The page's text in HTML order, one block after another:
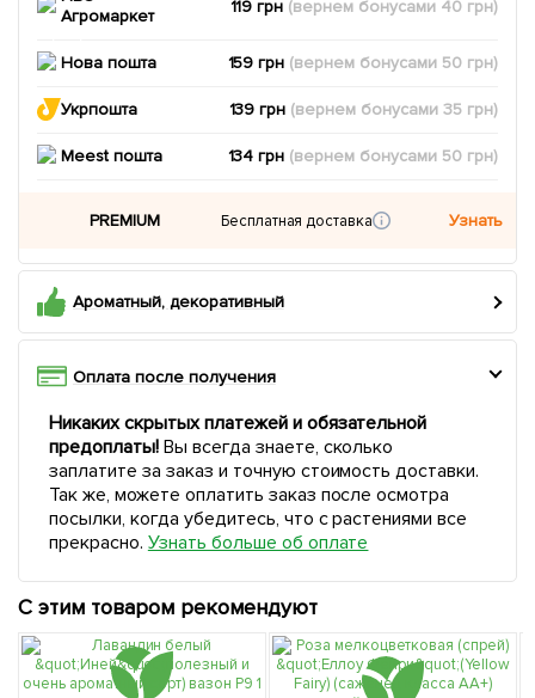
Агромаркет
119 грн (вернем бонусами 40 грн)
Нова пошта 159 грн (вернем бонусами 50 грн)
Укрпошта 139 грн (вернем бонусами35 грн)
Meest пошта 134 грн (вернем бонусами 50 грн)
PREMIUM Бесплатная доставка Узнать
Ароматный, декоративный
Оплата после получения
Никаких скрытых платежей и обязательной
предоплаты!Вы всегда знаете, сколько
заплатите за заказ и точную стоимость доставки.
Так же, можете оплатить заказ после осмотра
посылки, когда убедитесь, что с растениями все
прекрасно. Узнать больше об оплате
С этим товаром рекомендуют